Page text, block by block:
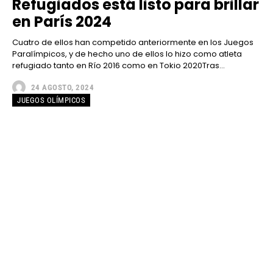
Refugiados está listo para brillar
en París 2024
Cuatro de ellos han competido anteriormente en los Juegos
Paralímpicos, y de hecho uno de ellos lo hizo como atleta
refugiado tanto en Río 2016 como en Tokio 2020Tras...
24 AGOSTO, 2024
JUEGOS OLÍMPICOS